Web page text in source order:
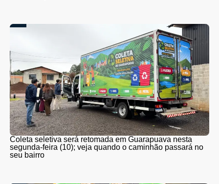
Coleta seletiva será retomada em Guarapuava nesta
segunda-feira (10); veja quando o caminhão passará no
seu bairro